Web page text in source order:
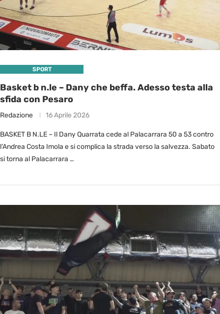
SPORT
Basket b n.le – Dany che beffa. Adesso testa alla
sfida con Pesaro
Redazione 16 Aprile 2026
BASKET B N.LE – Il Dany Quarrata cede al Palacarrara 50 a 53 contro
l’Andrea Costa Imola e si complica la strada verso la salvezza. Sabato
si torna al Palacarrara …